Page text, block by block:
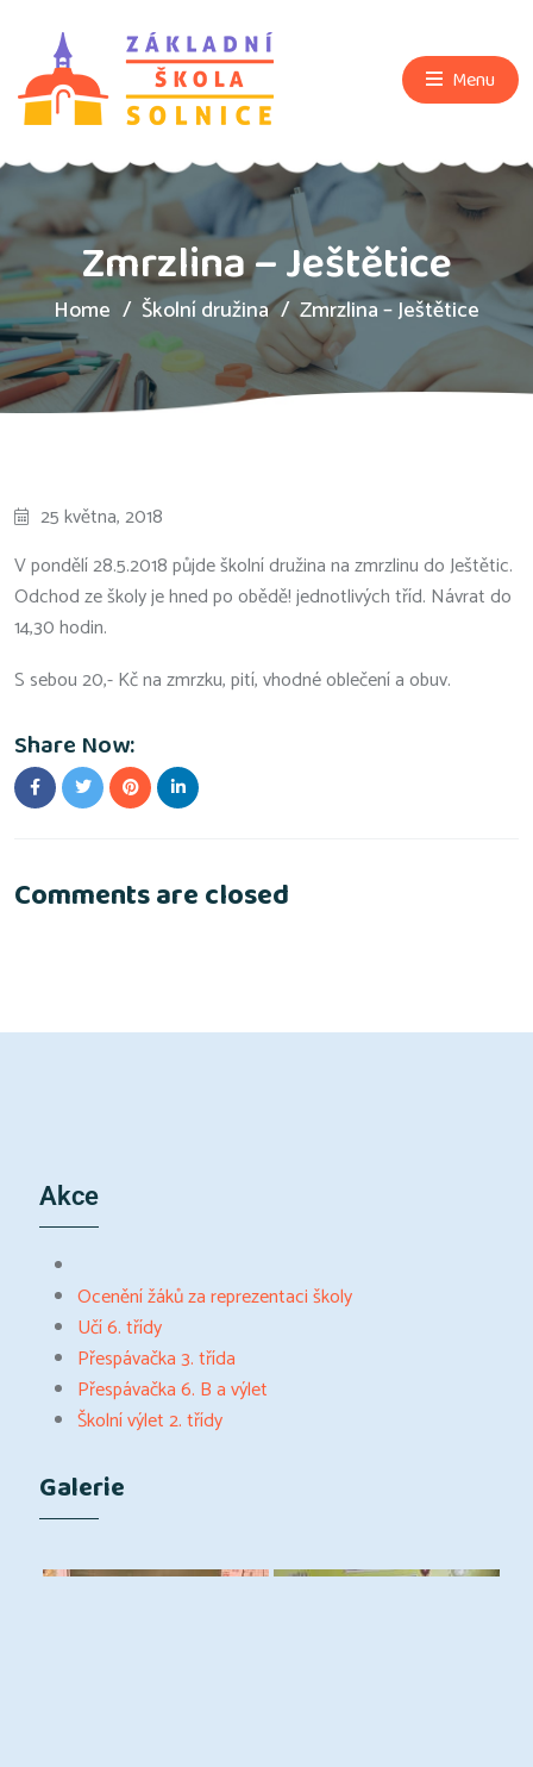
Menu
Zmrzlina – Ještětice
Home Školní družina Zmrzlina – Ještětice
25 května, 2018
V pondělí 28.5.2018 půjde školní družina na zmrzlinu do Ještětic.
Odchod ze školy je hned po obědě! jednotlivých tříd. Návrat do
14,30 hodin.
S sebou 20,- Kč na zmrzku, pití, vhodné oblečení a obuv.
Share Now:
Comments are closed
Akce
Ocenění žáků za reprezentaci školy
Učí 6. třídy
Přespávačka 3. třída
Přespávačka 6. B a výlet
Školní výlet 2. třídy
Galerie